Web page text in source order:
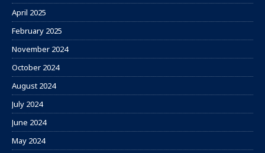
April 2025
February 2025
November 2024
October 2024
August 2024
July 2024
June 2024
May 2024